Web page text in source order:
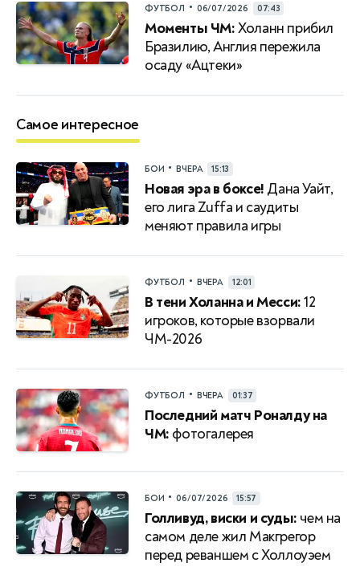
ФУТБОЛ • 06/07/2026 07:43
Моменты ЧМ:Холанн прибил
Бразилию, Англия пережила
осаду «Ацтеки»
Самое интересное
БОИ • ВЧЕРА 15:13
Новая эра в боксе! Дана Уайт,
его лига Zuffa и саудиты
меняют правила игры
ФУТБОЛ • ВЧЕРА 12:01
В тени Холанна и Месси:12
игроков, которые взорвали
ЧМ-2026
ФУТБОЛ • ВЧЕРА 01:37
Последний матч Роналду на
ЧМ: фотогалерея
БОИ • 06/07/2026 15:57
Голливуд, виски и суды: чем на
самом деле жил Макгрегор
перед реваншем с Холлоуэем